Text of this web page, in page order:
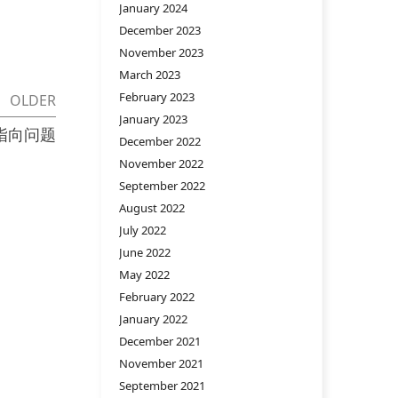
OLDER
向问题
January 2024
December 2023
November 2023
March 2023
February 2023
January 2023
December 2022
November 2022
September 2022
August 2022
July 2022
June 2022
May 2022
February 2022
January 2022
December 2021
November 2021
September 2021